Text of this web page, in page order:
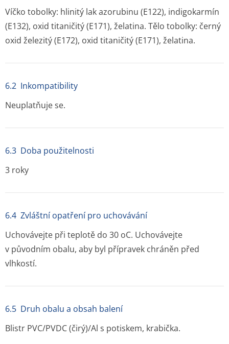
Víčko tobolky: hlinitý lak azorubinu (E122), indigokarmín
(E132), oxid titaničitý (E171), želatina. Tělo tobolky: černý
oxid železitý (E172), oxid titaničitý (E171), želatina.
6.2 Inkompatibility
Neuplatňuje se.
6.3 Doba použitelnosti
3 roky
6.4 Zvláštní opatření pro uchovávání
Uchovávejte při teplotě do 30 oC. Uchovávejte
v původním obalu, aby byl přípravek chráněn před
vlhkostí.
6.5 Druh obalu a obsah balení
Blistr PVC/PVDC (čirý)/Al s potiskem, krabička.